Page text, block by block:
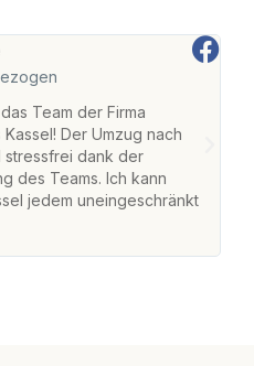
Team der Firma
Der Umzug nach
stressfrei dank der
des Teams. Ich kann
jedem uneingeschränkt